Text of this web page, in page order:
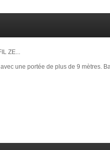
ZE...
une portée de plus de 9 mètres.